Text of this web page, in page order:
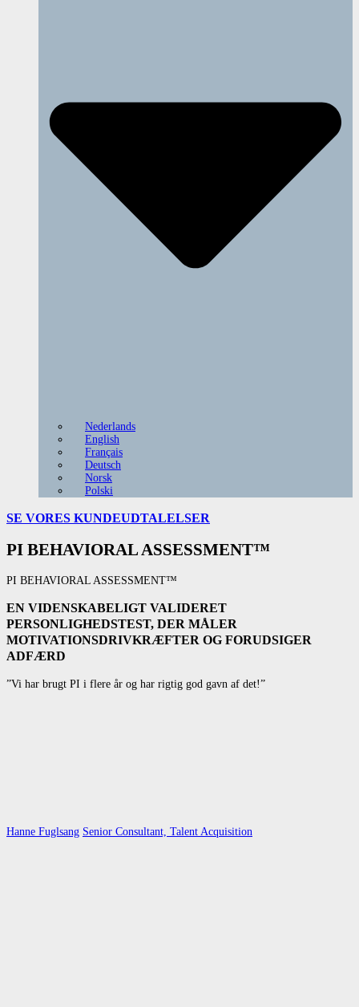
Nederlands
English
Français
Deutsch
Norsk
Polski
SE VORES KUNDEUDTALELSER
PI BEHAVIORAL ASSESSMENT™
PI BEHAVIORAL ASSESSMENT™
EN VIDENSKABELIGT VALIDERET
PERSONLIGHEDSTEST, DER MÅLER
MOTIVATIONSDRIVKRÆFTER OG FORUDSIGER
ADFÆRD
”Vi har brugt PI i flere år og har rigtig god gavn af det!”
Hanne Fuglsang Senior Consultant, Talent Acquisition